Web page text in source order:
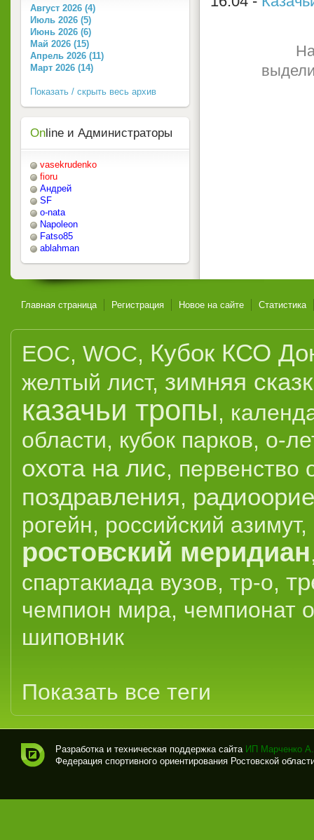
Август 2026 (4)
Июль 2026 (5)
Июнь 2026 (6)
Май 2026 (15)
Апрель 2026 (11)
Март 2026 (14)
Показать / скрыть весь архив
On line и Администраторы
vasekrudenko
fioru
Андрей
SF
o-nata
Napoleon
Fatso85
ablahman
Главная страница Регистрация Новое на сайте Статистика
EOC, WOC, Кубок КСО
желтый лист, зимняя
казачьи тропы,
области, кубок парков, о-
охота на лис, первенство
поздравления,
рогейн, российский азимут,
ростовский меридиан
спартакиада вузов, тр-о,
чемпион мира, чемпионат
шиповник
Показать все теги
вно
Разработка и техническая поддержка сайта ИП Марченко
Федерация спортивного ориентирования Ростовской